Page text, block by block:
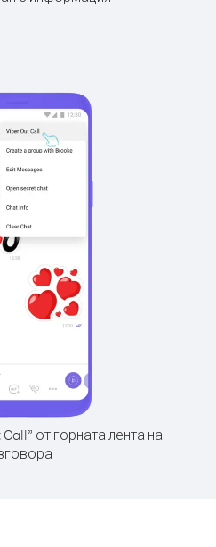
от горната лента на